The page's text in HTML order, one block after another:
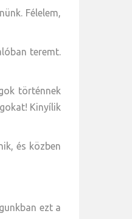
Félelem,
teremt.
történnek
Kinyílik
és közben
ezt a